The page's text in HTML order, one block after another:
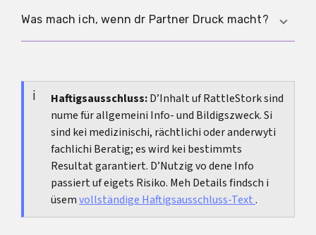
au ohni Ejakulation übertrage werde.
D HPV-Impfung isch e wichtigi Prävention gäge
Was mach ich, wenn dr Partner Druck macht?
wotsch und was nöd, und lueg, ob dini Grenze
respektiert wird. Wenn nöd, isch das es
Beziehungsproblem, nöd dis Problem.
Haftigsausschluss:D’Inhalt uf RattleStork sind
nume für allgemeini Info- und Bildigszweck. Si
sind kei medizinischi, rächtlichi oder anderwyti
fachlichi Beratig; es wird kei bestimmts
Resultat garantiert. D’Nutzig vo dene Info
passiert uf eigets Risiko. Meh Details findsch i
üsemvollständige Haftigsausschluss-Text.